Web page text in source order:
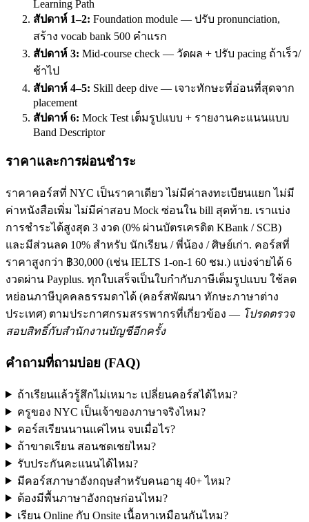
Learning Path
สัปดาห์ 1–2: Foundation module — ปรับ pronunciation,
สร้าง vocab bank 500 คำแรก
สัปดาห์ 3: Mid-course check — วัดผล + ปรับ pacing ถ้าเร็ว/
ช้าไป
สัปดาห์ 4–5: Skill deep dive — เจาะทักษะที่อ่อนที่สุดจาก
placement
สัปดาห์ 6: Mock Test เต็มรูปแบบ + รายงานคะแนนแบบ
Band Descriptor
ราคาและการผ่อนชำระ
ราคาคอร์สที่ NYC เป็นราคาเดียว ไม่มีค่าลงทะเบียนแยก ไม่มี
ค่าหนังสือเพิ่ม ไม่มีค่าสอบ Mock ซ่อนใน bill สุดท้าย. เราแบ่ง
การชำระได้สูงสุด 3 งวด (0% ผ่านบัตรเครดิต KBank / SCB)
และมีส่วนลด 10% สำหรับ นักเรียน / พี่น้อง / ศิษย์เก่า. คอร์สที่
ราคาสูงกว่า ฿30,000 (เช่น IELTS 1-on-1 60 ชม.) แบ่งจ่ายได้ 6
งวดผ่าน Payplus. ทุกใบเสร็จเป็นใบกำกับภาษีเต็มรูปแบบ ใช้ลด
หย่อนภาษีบุคคลธรรมดาได้ (คอร์สพัฒนา ทักษะภาษาต่าง
ประเทศ) ตามประกาศกรมสรรพากรที่เกี่ยวข้อง — โปรดตรวจ
สอบสิทธิ์กับสำนักงานบัญชีอีกครั้ง
คำถามที่ถามบ่อย (FAQ)
ถ้าเรียนแล้วรู้สึกไม่เหมาะ เปลี่ยนคอร์สได้ไหม?
ครูของ NYC เป็นเจ้าของภาษาจริงไหม?
คอร์สเรียนนานแค่ไหน จบเมื่อไร?
ถ้าขาดเรียน สอนชดเชยไหม?
รับประกันคะแนนได้ไหม?
มีคอร์สภาษาอังกฤษสำหรับคนอายุ 40+ ไหม?
ต้องมีพื้นภาษาอังกฤษก่อนไหม?
เรียน Online กับ Onsite เนื้อหาเหมือนกันไหม?